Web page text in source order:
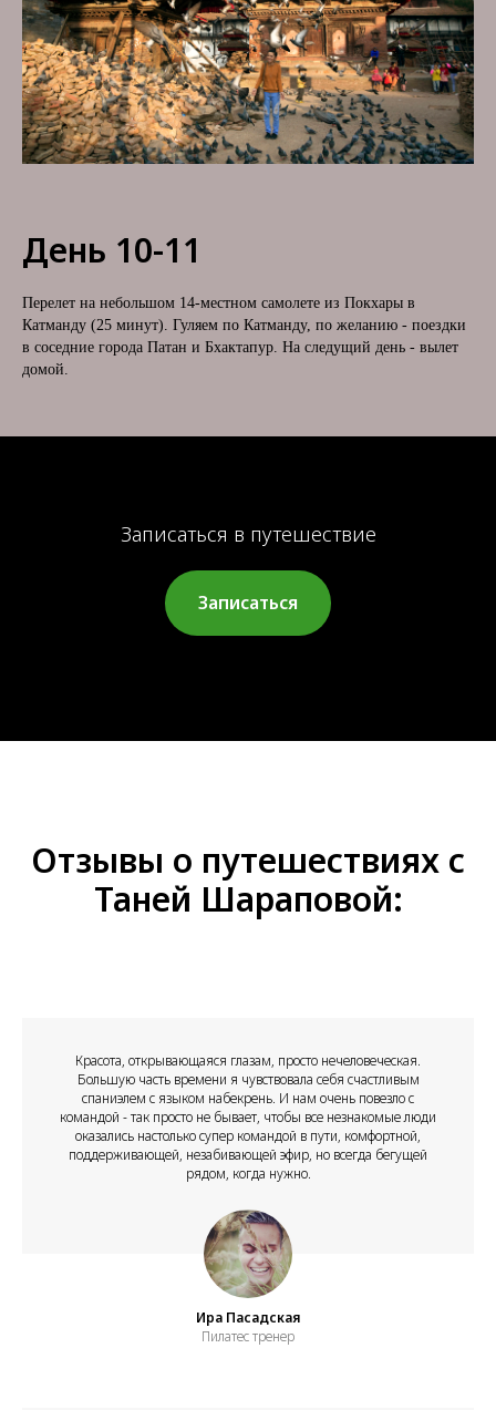
День 10-11
Перелет на небольшом 14-местном самолете из Покхары в
Катманду (25 минут). Гуляем по Катманду, по желанию - поездки
в соседние города Патан и Бхактапур. На следущий день - вылет
домой.
Записаться в путешествие
Записаться
Отзывы о путешествиях с
Таней Шараповой:
Красота, открывающаяся глазам, просто нечеловеческая.
Большую часть времени я чувствовала себя счастливым
спаниэлем с языком набекрень. И нам очень повезло с
командой - так просто не бывает, чтобы все незнакомые люди
оказались настолько супер командой в пути, комфортной,
поддерживающей, незабивающей эфир, но всегда бегущей
рядом, когда нужно.
Ира Пасадская
Пилатес тренер